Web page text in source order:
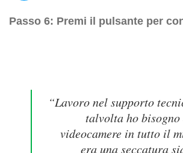
Passo 6: Premi il pulsante per
“Lavoro nel supporto
talvolta ho
videocamere in tutto il
era una seccatura